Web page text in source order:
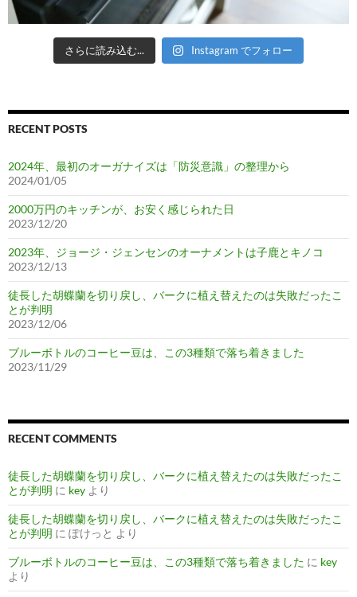
さらに読み込む... Instagram でフォロー
RECENT POSTS
2024年、最初のオーガナイズは「防災意識」の整理から
2024/01/05
2000万円のキッチンが、お安く感じられた日
2023/12/20
2023年、ジョージ・ジェンセンのオーナメントは子鹿とキノコ
2023/12/13
徒長した胡蝶蘭を切り戻し、バークに植え替えたのは失敗だったこ
とが判明
2023/12/06
ブルーボトルのコーヒー豆は、この3種類で落ち着きました
2023/11/29
RECENT COMMENTS
徒長した胡蝶蘭を切り戻し、バークに植え替えたのは失敗だったこ
とが判明 に key より
徒長した胡蝶蘭を切り戻し、バークに植え替えたのは失敗だったこ
とが判明 に ぽけっと より
ブルーボトルのコーヒー豆は、この3種類で落ち着きました に key
より